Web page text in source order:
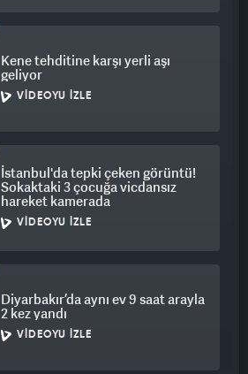
Kene tehditine karşı yerli aşı
geliyor
VIDEOYU İZLE
İstanbul'da tepki çeken görüntü!
Sokaktaki 3 çocuğa vicdansız
hareket kamerada
VIDEOYU İZLE
Diyarbakır’da aynı ev 9 saat arayla
2 kez yandı
VIDEOYU İZLE